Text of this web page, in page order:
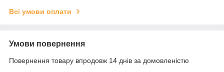
Всі умови оплати
Умови повернення
Повернення товару впродовж 14 днів за домовленістю